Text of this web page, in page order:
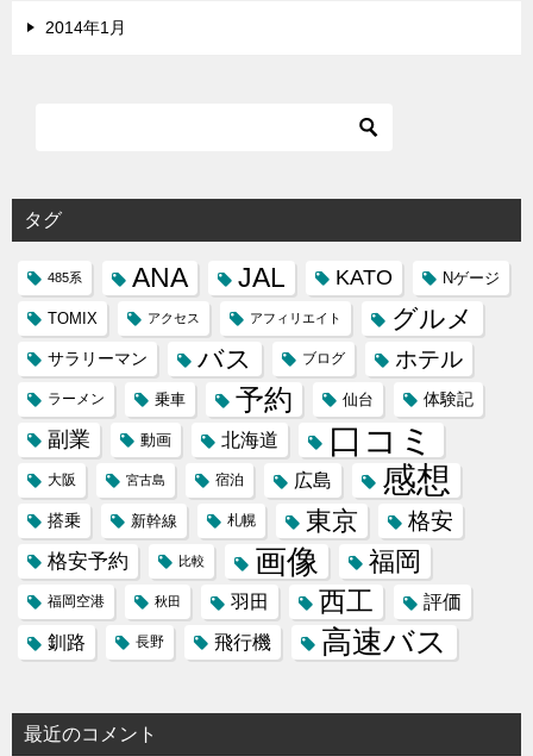
2014年1月
タグ
485系 ANA JAL KATO Nゲージ
TOMIX アクセス アフィリエイト グルメ
サラリーマン バス ブログ ホテル
ラーメン 乗車 予約 仙台 体験記
副業 動画 北海道 口コミ
大阪 宮古島 宿泊 広島 感想
搭乗 新幹線 札幌 東京 格安
格安予約 比較 画像 福岡
福岡空港 秋田 羽田 西工
評価
釧路
長野 飛行機 高速バス
最近のコメント